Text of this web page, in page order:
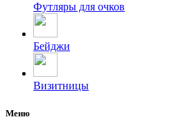
Футляры для очков
Бейджи
Визитницы
Меню